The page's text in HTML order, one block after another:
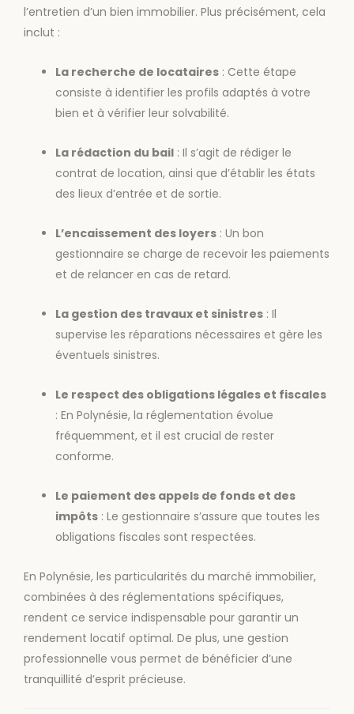
l’entretien d’un bien immobilier. Plus précisément, cela
inclut :
La recherche de locataires : Cette étape
consiste à identifier les profils adaptés à votre
bien et à vérifier leur solvabilité.
La rédaction du bail : Il s’agit de rédiger le
contrat de location, ainsi que d’établir les états
des lieux d’entrée et de sortie.
L’encaissement des loyers : Un bon
gestionnaire se charge de recevoir les paiements
et de relancer en cas de retard.
La gestion des travaux et sinistres : Il
supervise les réparations nécessaires et gère les
éventuels sinistres.
Le respect des obligations légales et fiscales
: En Polynésie, la réglementation évolue
fréquemment, et il est crucial de rester
conforme.
Le paiement des appels de fonds et des
impôts : Le gestionnaire s’assure que toutes les
obligations fiscales sont respectées.
En Polynésie, les particularités du marché immobilier,
combinées à des réglementations spécifiques,
rendent ce service indispensable pour garantir un
rendement locatif optimal. De plus, une gestion
professionnelle vous permet de bénéficier d’une
tranquillité d’esprit précieuse.